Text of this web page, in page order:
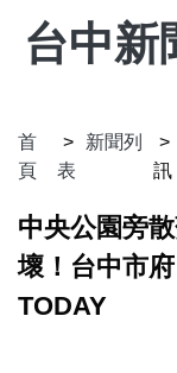
台中新
首
頁
新聞列
表
訊
中央公園旁
壞！台中市
TODAY